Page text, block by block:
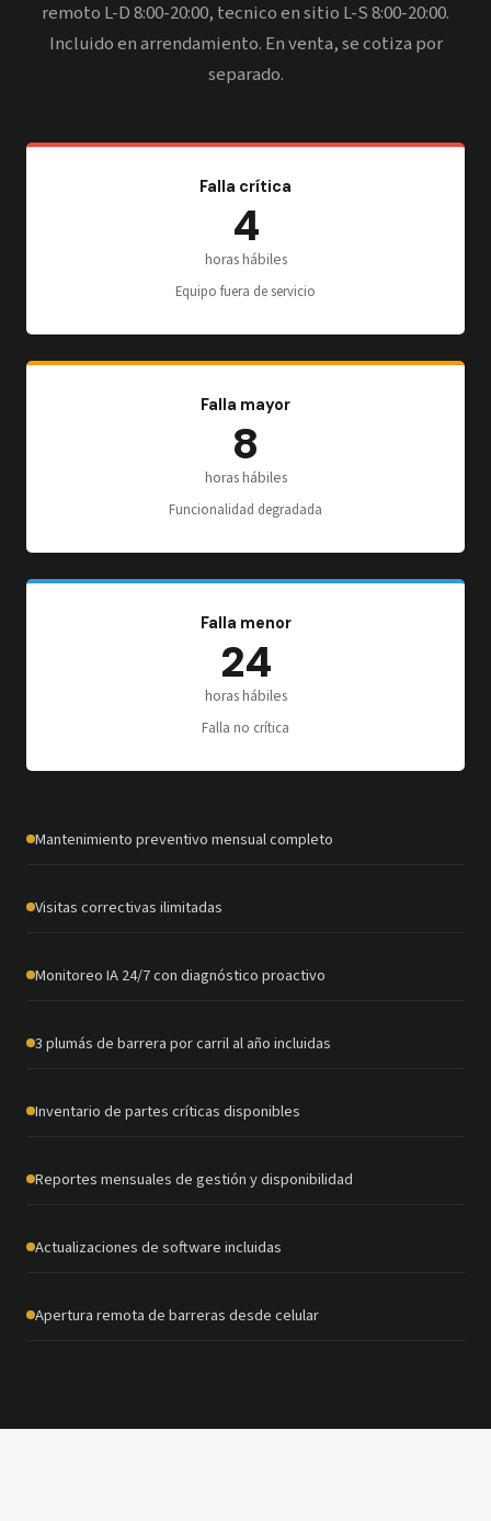
remoto L-D 8:00-20:00, tecnico en sitio L-S 8:00-20:00.
Incluido en arrendamiento. En venta, se cotiza por
separado.
Falla crítica
4
horas hábiles
Equipo fuera de servicio
Falla mayor
8
horas hábiles
Funcionalidad degradada
Falla menor
24
horas hábiles
Falla no crítica
Mantenimiento preventivo mensual completo
Visitas correctivas ilimitadas
Monitoreo IA 24/7 con diagnóstico proactivo
3 plumás de barrera por carril al año incluidas
Inventario de partes críticas disponibles
Reportes mensuales de gestión y disponibilidad
Actualizaciones de software incluidas
Apertura remota de barreras desde celular